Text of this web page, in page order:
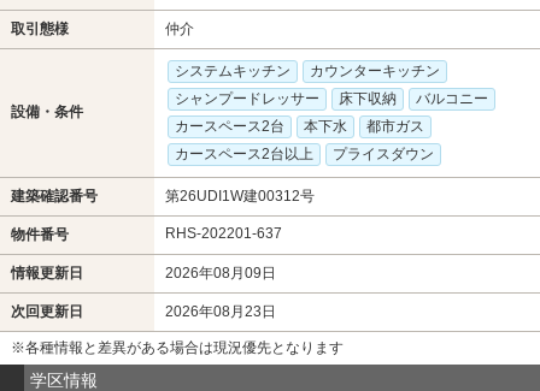
取引態様 仲介
設備・条件
システムキッチン
カウンターキッチン
シャンプードレッサー
床下収納
バルコニー
カースペース2台
本下水
都市ガス
カースペース2台以上
プライスダウン
建築確認番号 第26UDI1W建00312号
物件番号 RHS-202201-637
情報更新日 2026年08月09日
次回更新日 2026年08月23日
※各種情報と差異がある場合は現況優先となります
学区情報